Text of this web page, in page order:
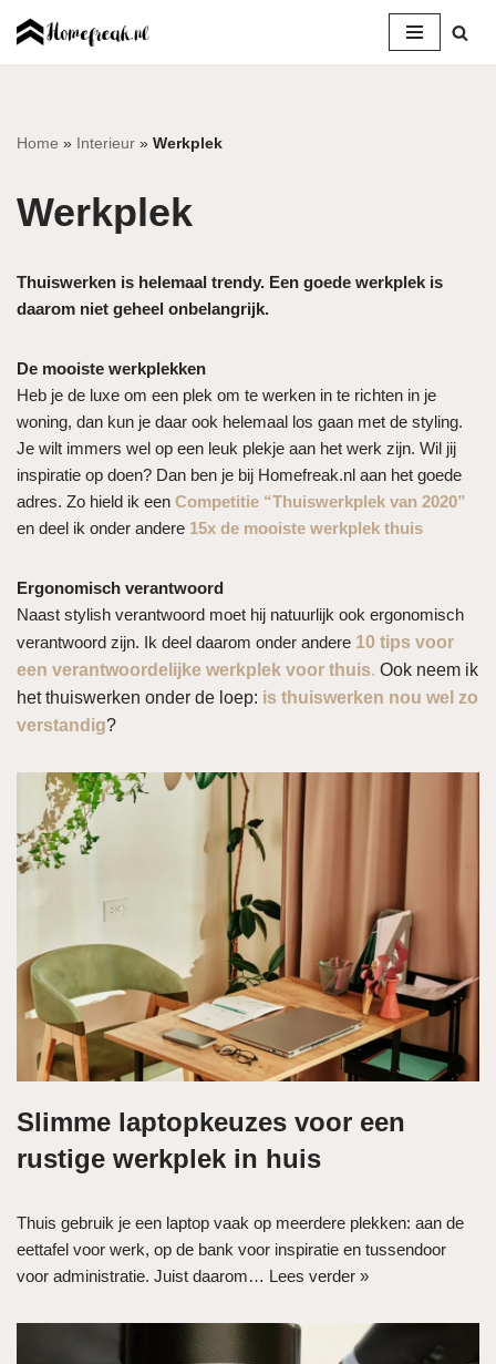
inhoud
Home » Interieur » Werkplek
Werkplek
Thuiswerken is helemaal trendy. Een goede werkplek is
daarom niet geheel onbelangrijk.
De mooiste werkplekken
Heb je de luxe om een plek om te werken in te richten in je
woning, dan kun je daar ook helemaal los gaan met de styling.
Je wilt immers wel op een leuk plekje aan het werk zijn. Wil jij
inspiratie op doen? Dan ben je bij Homefreak.nl aan het goede
adres. Zo hield ik een Competitie “Thuiswerkplek van 2020”
en deel ik onder andere 15x de mooiste werkplek thuis
Ergonomisch verantwoord
Naast stylish verantwoord moet hij natuurlijk ook ergonomisch
verantwoord zijn. Ik deel daarom onder andere 10 tips voor
een verantwoordelijke werkplek voor thuis. Ook neem ik
het thuiswerken onder de loep: is thuiswerken nou wel zo
verstandig?
Slimme laptopkeuzes voor een
rustige werkplek in huis
Thuis gebruik je een laptop vaak op meerdere plekken: aan de
eettafel voor werk, op de bank voor inspiratie en tussendoor
voor administratie. Juist daarom… Lees verder »